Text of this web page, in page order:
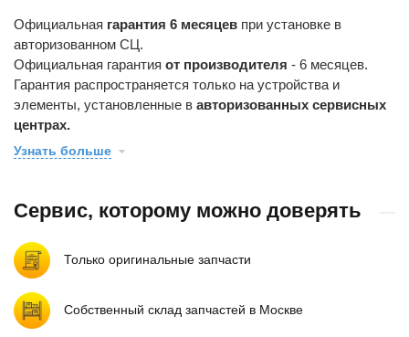
Официальная гарантия 6 месяцев при установке в
авторизованном СЦ.
Официальная гарантия от производителя - 6 месяцев.
Гарантия распространяется только на устройства и
элементы, установленные в авторизованных сервисных
центрах.
Узнать больше
Сервис, которому можно доверять
Только оригинальные запчасти
Собственный склад запчастей в Москве